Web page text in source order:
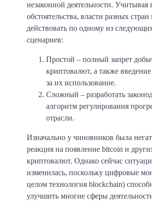
незаконной деятельности. Учитывая
обстоятельства, власти разных стран
действовать по одному из
сценариев:
Простой – полный запрет
криптовалют, а также
за их использование.
Сложный – разработать
алгоритм регулирования
отрасли.
Изначально у чиновников была
реакция на появление bitcoin и
криптовалют. Однако сейчас
изменилась, поскольку цифровые
целом технология blockchain)
улучшить многие сферы